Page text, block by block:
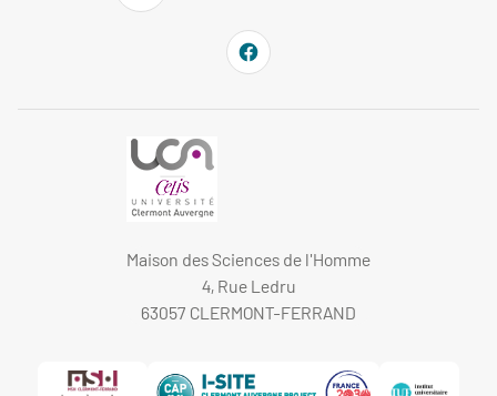
Maison des Sciences de l'Homme
4, Rue Ledru
63057 CLERMONT-FERRAND